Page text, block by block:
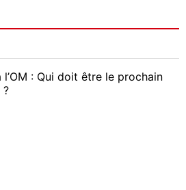
: Qui doit être le prochain
?